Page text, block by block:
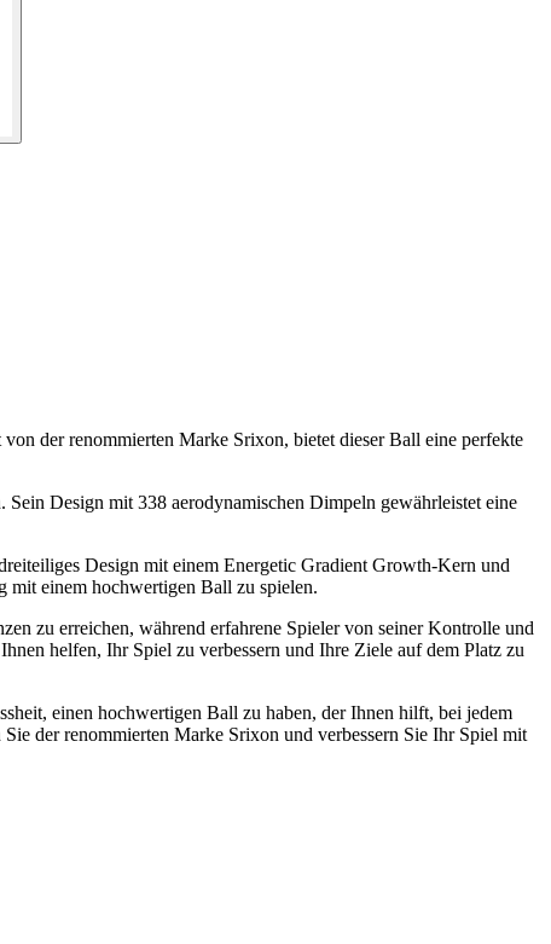
der renommierten Marke Srixon, bietet dieser Ball eine perfekte
Design mit 338 aerodynamischen Dimpeln gewährleistet eine
Design mit einem Energetic Gradient Growth-Kern und
mit einem hochwertigen Ball zu spielen.
zu erreichen, während erfahrene Spieler von seiner Kontrolle und
helfen, Ihr Spiel zu verbessern und Ihre Ziele auf dem Platz zu
einen hochwertigen Ball zu haben, der Ihnen hilft, bei jedem
der renommierten Marke Srixon und verbessern Sie Ihr Spiel mit